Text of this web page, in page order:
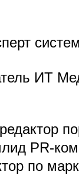
ИТ
PR-
по